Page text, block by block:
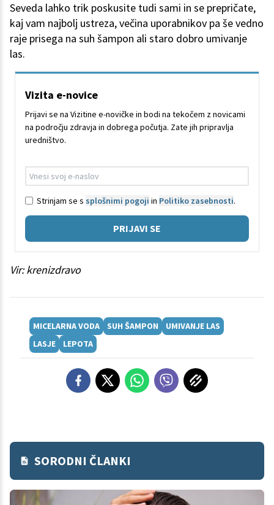
Seveda lahko trik poskusite tudi sami in se prepričate,
kaj vam najbolj ustreza, večina uporabnikov pa še vedno
raje prisega na suh šampon ali staro dobro umivanje
las.
Vizita e-novice
Prijavi se na Vizitine e-novičke in bodi na tekočem z novicami
na področju zdravja in dobrega počutja. Zate jih pripravlja
uredništvo.
Strinjam se s splošnimi pogoji in Politiko zasebnosti.
PRIJAVI SE
Vir: krenizdravo
MICELARNA VODA SUH ŠAMPON
UMIVANJE LAS
LASJE
LEPOTA
SORODNI ČLANKI